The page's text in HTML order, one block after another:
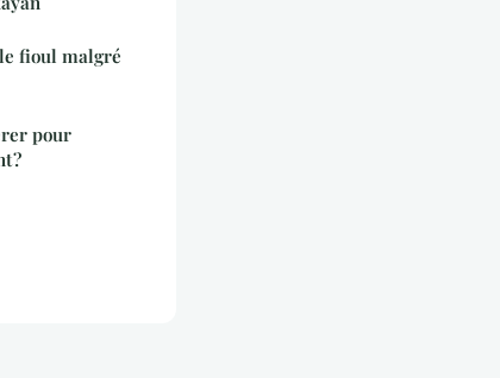
fioul malgré
pour
?